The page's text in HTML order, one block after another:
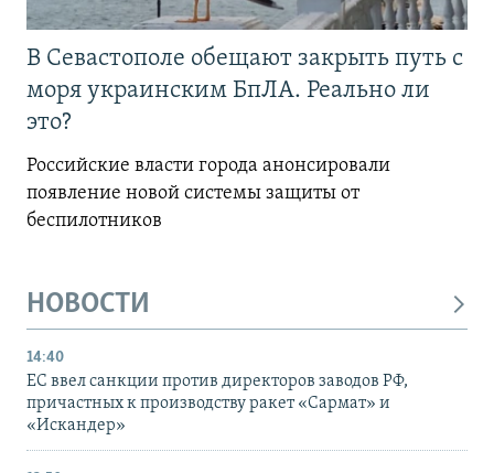
В Севастополе обещают закрыть путь с
моря украинским БпЛА. Реально ли
это?
Российские власти города анонсировали
появление новой системы защиты от
беспилотников
НОВОСТИ
14:40
ЕС ввел санкции против директоров заводов РФ,
причастных к производству ракет «Сармат» и
«Искандер»